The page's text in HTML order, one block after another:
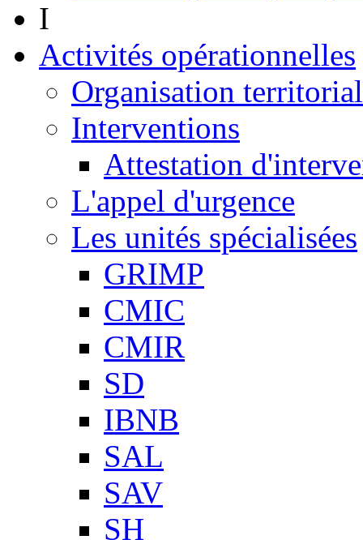
I
Activités opérationnelles
Organisation
Interventions
Attestation
L'appel d'urgence
Les unités spécialisées
GRIMP
CMIC
CMIR
SD
IBNB
SAL
SAV
SH